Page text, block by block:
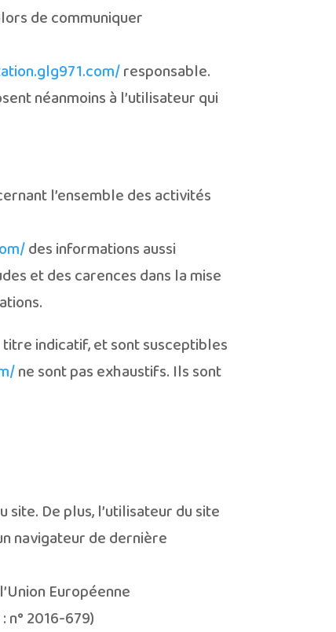
de communiquer
responsable.
néanmoins à l’utilisateur qui
l’ensemble des activités
des informations aussi
et des carences dans la mise
titre indicatif, et sont susceptibles
ne sont pas exhaustifs. Ils sont
De plus, l’utilisateur du site
navigateur de dernière
Européenne
2016-679)